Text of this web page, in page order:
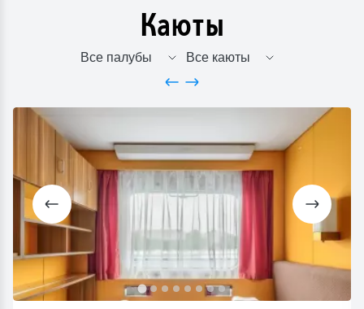
Каюты